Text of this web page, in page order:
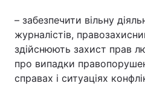
– забезпечити вільну
журналістів,
здійснюють захист прав
про випадки
справах і ситуаціях